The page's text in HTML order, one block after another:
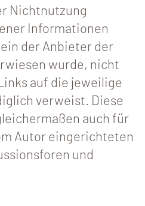
Nichtnutzung
Informationen
der Anbieter der
wurde, nicht
auf die jeweilige
verweist. Diese
auch für
Autor eingerichteten
und